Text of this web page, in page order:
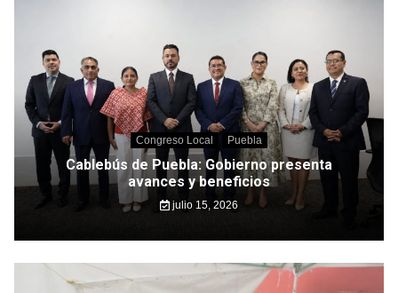
Congreso Local Puebla
Cablebús de Puebla: Gobierno presenta
avances y beneficios
julio 15, 2026